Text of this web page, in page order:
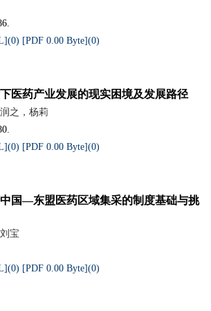
0) [PDF 0.00 Byte](0)
医药产业发展的现实困境及发展路径
之，杨莉
0) [PDF 0.00 Byte](0)
国—东盟医药区域集采的制度基础与挑
宝
0) [PDF 0.00 Byte](0)